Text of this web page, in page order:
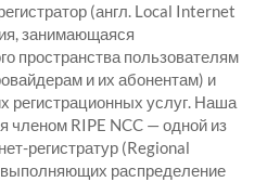
(англ. Local Internet
занимающаяся
пространства пользователям
и их абонентам) и
регистрационных услуг. Наша
членом RIPE NCC — одной из
регистратур (Regional
распределение